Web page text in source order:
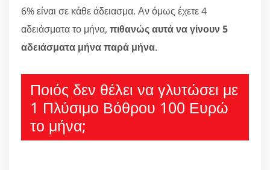
6% είναι σε κάθε άδειασμα. Αν όμως έχετε 4
αδειάσματα το μήνα, πιθανώς αυτά να γίνουν 5
αδειάσματα μήνα παρά μήνα.
Ποιός δεν θέλει να γλυτώσει με
1 Πλύσιμο Βόθρου 100 Ευρώ
το μήνα;